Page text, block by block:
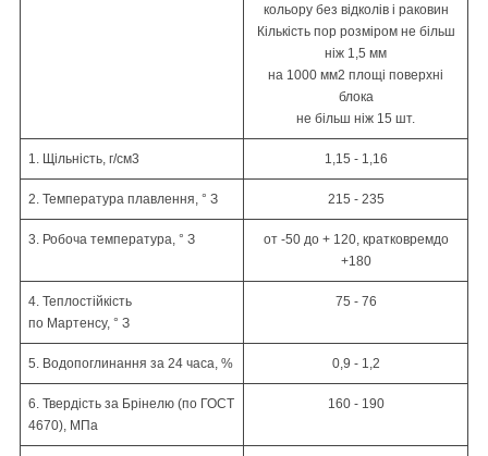
кольору без відколів і раковин
Кількість пор розміром не більш
ніж 1,5 мм
на 1000 мм2 площі поверхні
блока
не більш ніж 15 шт.
1. Щільність,г/см3 1,15 - 1,16
2. Температура плавлення,°З 215 - 235
3. Робоча температура,°З от -50 до + 120, кратковремдо
+180
4. Теплостійкість
по Мартенсу,°З
75 - 76
5. Водопоглинання за 24 часа, % 0,9 - 1,2
6. Твердість за Брінелю (по ГОСТ
4670), МПа
160 - 190